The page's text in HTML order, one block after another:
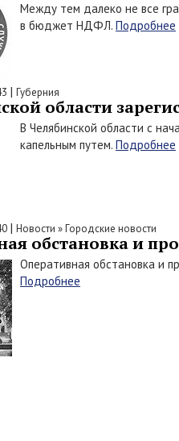
Между тем далеко не все
в бюджет НДФЛ. Подробнее
| Губерния
области
В Челябинской области с
капельным путем. Подробнее
| Новости »Городские новости
обстановка и
Оперативная обстановка и
Подробнее